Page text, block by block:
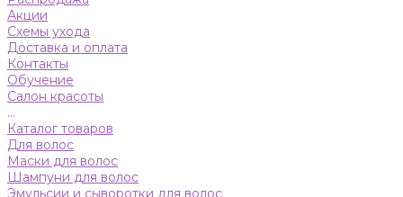
Акции
Схемы ухода
Доставка и оплата
Контакты
Обучение
Салон красоты
...
Каталог товаров
Для волос
Маски для волос
Шампуни для волос
Эмульсии и сыворотки для волос